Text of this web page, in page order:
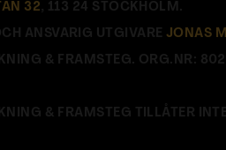
32 , 113 24 STOCKHOLM.
ANSVARIG UTGIVARE JONAS
& FRAMSTEG. ORG.NR:
& FRAMSTEG TILLÅTER